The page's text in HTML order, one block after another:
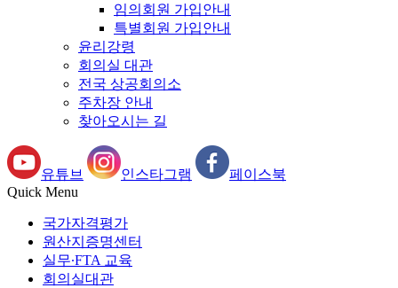
임의회원 가입안내
특별회원 가입안내
윤리강령
회의실 대관
전국 상공회의소
주차장 안내
찾아오시는 길
유튜브 인스타그램
페이스북
Quick Menu
국가자격평가
원산지증명센터
실무∙FTA 교육
회의실대관